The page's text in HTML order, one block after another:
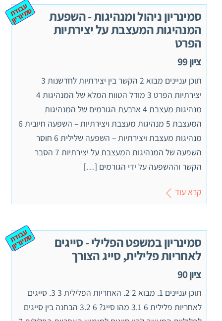
סמינריון ניהול ומנהיגות - השפעת
המנהיגות המעצבת על יצירתיות
הפרט
ציון 99
ע
ב
וד
ת
ס
מ
ינ
ר
יון
תוכן עניינים מבוא 2 הקשר בין יצירתיות לחדשנות 3
יצירתיות הפרט 3 מודל הטווח המלא של המנהיגות 4
מנהיגות מעצבת 4 ארבעת הגורמים של המנהיגות
המעצבת 5 מנהיגות מעצבת ויצירתיות – השפעה חיובית 6
מנהיגות מעצבת ויצירתיות – השפעה שלילית 6 חוסר
השפעה של המנהיגות המעצבת על יצירתיות 7 הסבר
הקשר וההשפעה על ידי הגורמים […]
קרא עוד
סמינריון במשפט הפלילי - סייגים
לאחריות פלילית, סייג הצורך
ציון 90
ע
ב
וד
ת
ס
מ
ינ
ר
יון
תוכן עניינים 1. מבוא 2 2. האחריות הפלילית 3 3. סייגים
לאחריות פלילית 6 3.1 מהו סייג? 6 3.2 הבחנה בין סייגים